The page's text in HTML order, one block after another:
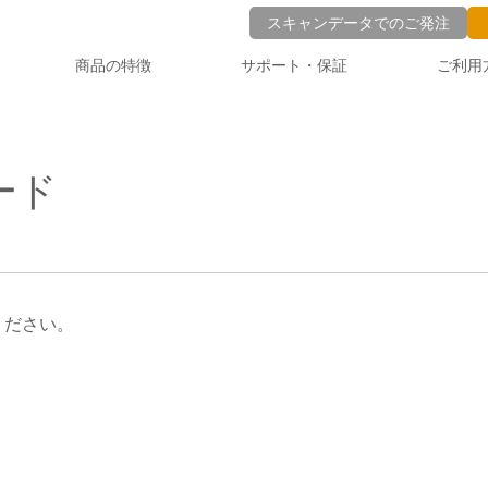
商品の特徴 サポート・保証 ご利用
スキャンデータでのご発注
ド
さい。